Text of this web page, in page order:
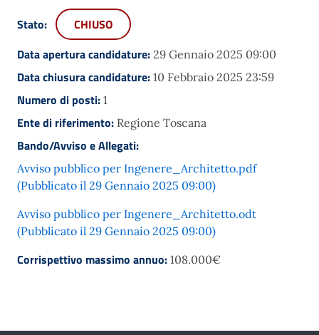
Stato:
CHIUSO
Data apertura candidature: 29 Gennaio 2025 09:00
Data chiusura candidature: 10 Febbraio 2025 23:59
Numero di posti: 1
Ente di riferimento: Regione Toscana
Bando/Avviso e Allegati:
Avviso pubblico per Ingenere_Architetto.pdf
(Pubblicato il 29 Gennaio 2025 09:00)
Avviso pubblico per Ingenere_Architetto.odt
(Pubblicato il 29 Gennaio 2025 09:00)
Corrispettivo massimo annuo: 108.000€